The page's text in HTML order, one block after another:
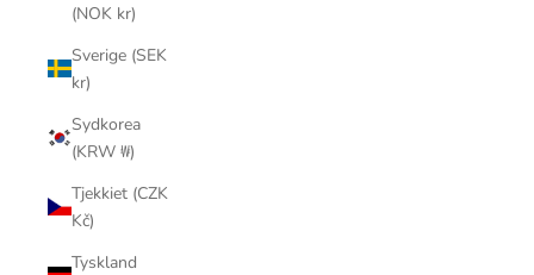
(NOK kr)
Sverige (SEK
kr)
Sydkorea
(KRW ₩)
Tjekkiet (CZK
Kč)
Tyskland